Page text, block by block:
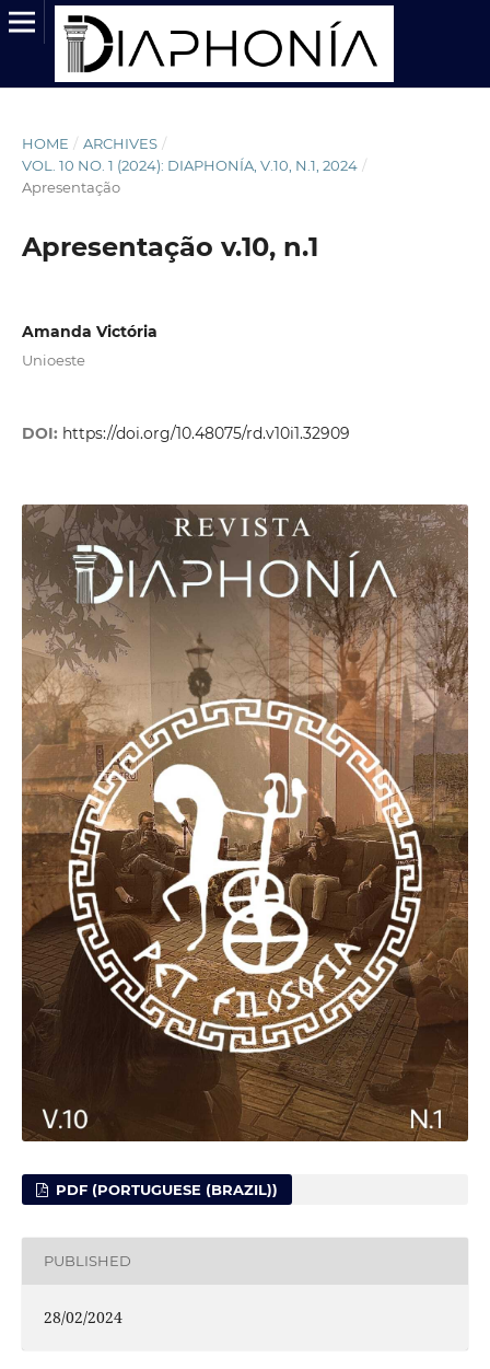
HOME / ARCHIVES /
VOL. 10 NO. 1 (2024): DIAPHONÍA, V.10, N.1, 2024 /
Apresentação
Apresentação v.10, n.1
Amanda Victória
Unioeste
DOI: https://doi.org/10.48075/rd.v10i1.32909
PDF (PORTUGUESE (BRAZIL))
PUBLISHED
28/02/2024